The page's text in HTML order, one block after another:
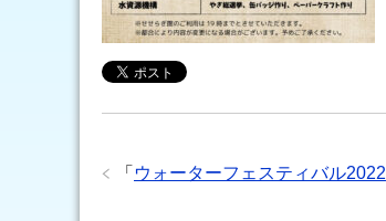
「 ウォーターフェスティバル2022